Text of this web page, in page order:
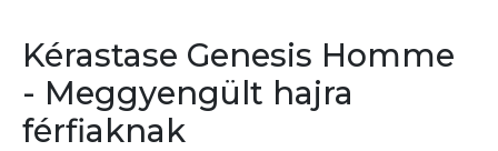
Kérastase Genesis Homme
- Meggyengült hajra
férfiaknak